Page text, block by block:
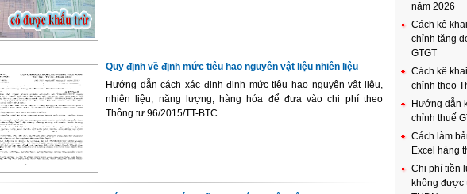
Quy định về định mức tiêu hao nguyên vật liệu nhiên liệu
Hướng dẫn cách xác định định mức tiêu hao nguyên vật liệu,
nhiên liệu, năng lượng, hàng hóa để đưa vào chi phí theo
Thông tư 96/2015/TT-BTC
năm 2026
Cách kê
chỉnh tăng
GTGT
Cách kê
chỉnh theo
Hướng dẫn
chỉnh thuế
Cách làm
Excel hàng
Chi phí tiền
không được